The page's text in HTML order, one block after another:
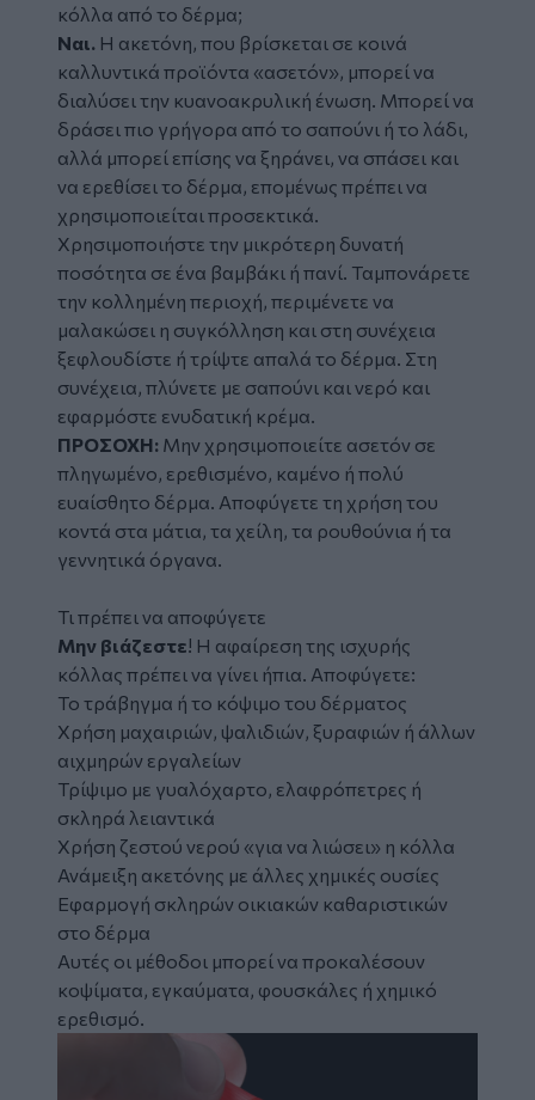
κόλλα από το δέρμα;
Ναι. Η ακετόνη, που βρίσκεται σε κοινά
καλλυντικά προϊόντα «ασετόν», μπορεί να
διαλύσει την κυανοακρυλική ένωση. Μπορεί να
δράσει πιο γρήγορα από το σαπούνι ή το λάδι,
αλλά μπορεί επίσης να ξηράνει, να σπάσει και
να ερεθίσει το δέρμα, επομένως πρέπει να
χρησιμοποιείται προσεκτικά.
Χρησιμοποιήστε την μικρότερη δυνατή
ποσότητα σε ένα βαμβάκι ή πανί. Ταμπονάρετε
την κολλημένη περιοχή, περιμένετε να
μαλακώσει η συγκόλληση και στη συνέχεια
ξεφλουδίστε ή τρίψτε απαλά το δέρμα. Στη
συνέχεια, πλύνετε με σαπούνι και νερό και
εφαρμόστε ενυδατική κρέμα.
ΠΡΟΣΟΧΗ: Μην χρησιμοποιείτε ασετόν σε
πληγωμένο, ερεθισμένο, καμένο ή πολύ
ευαίσθητο δέρμα. Αποφύγετε τη χρήση του
κοντά στα μάτια, τα χείλη, τα ρουθούνια ή τα
γεννητικά όργανα.
Τι πρέπει να αποφύγετε
Μην βιάζεστε! Η αφαίρεση της ισχυρής
κόλλας πρέπει να γίνει ήπια. Αποφύγετε:
Το τράβηγμα ή το κόψιμο του δέρματος
Χρήση μαχαιριών, ψαλιδιών, ξυραφιών ή άλλων
αιχμηρών εργαλείων
Τρίψιμο με γυαλόχαρτο, ελαφρόπετρες ή
σκληρά λειαντικά
Χρήση ζεστού νερού «για να λιώσει» η κόλλα
Ανάμειξη ακετόνης με άλλες χημικές ουσίες
Εφαρμογή σκληρών οικιακών καθαριστικών
στο δέρμα
Αυτές οι μέθοδοι μπορεί να προκαλέσουν
κοψίματα, εγκαύματα, φουσκάλες ή χημικό
ερεθισμό.